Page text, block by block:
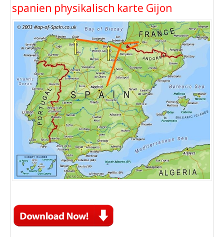
spanien physikalisch karte Gijon